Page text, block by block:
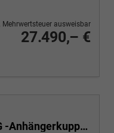
27.490,– €
Mehrwertsteuer ausweisbar
PRIME 1,0 TSI 116 PS DSG -Anhängerkupplung- PDC vorne/hinten-Rückfahrkamera-AppleCarPlay/AndroidAuto-2 Zonen Klimaautomatik-USB C-ACC inkl. TravelAssist-IQ Light-Keyless Go-Sofort